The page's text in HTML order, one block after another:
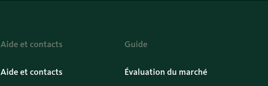
Aide et contacts
Aide et contacts
Guide
Évaluation du marché